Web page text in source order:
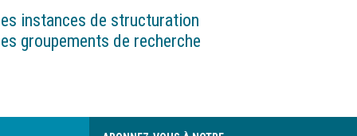
instances de structuration
groupements de recherche